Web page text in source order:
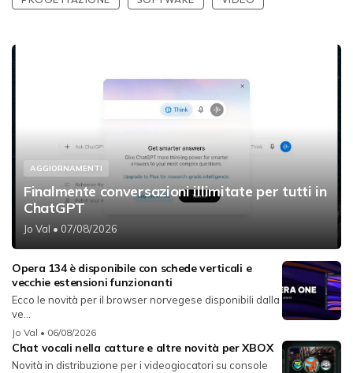
AGGIORNAMENTI
Finalmente conversazioni illimitate per tutti in
ChatGPT
Jo Val • 07/08/2026
Opera 134 è disponibile con schede verticali e
vecchie estensioni funzionanti
Ecco le novità per il browser norvegese disponibili dalla
ve...
Jo Val • 06/08/2026
Chat vocali nella catture e altre novità per XBOX
Novità in distribuzione per i videogiocatori su console